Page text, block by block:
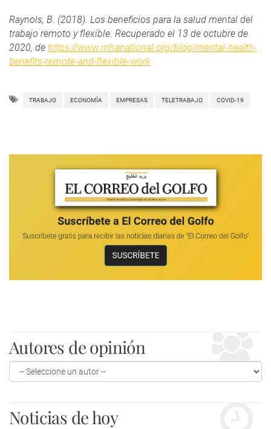
Raynols, B. (2018). Los beneficios para la salud mental del
trabajo remoto y flexible. Recuperado el 13 de octubre de
2020, de https://www.mhanational.org/blog/mental-health-
benefits-remote-and-flexible-work
TRABAJO ECONOMÍA EMPRESAS TELETRABAJO COVID-19
Autores de opinión
Noticias de hoy